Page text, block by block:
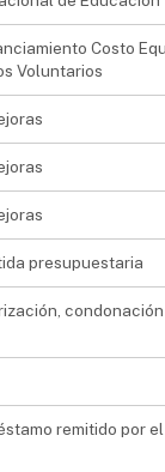
Costo
Voluntarios
presupuestaria
remitido por